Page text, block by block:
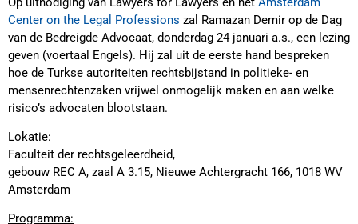
Center on the Legal Professions zal Ramazan Demir op de Dag
van de Bedreigde Advocaat, donderdag 24 januari a.s., een lezing
geven (voertaal Engels). Hij zal uit de eerste hand bespreken
hoe de Turkse autoriteiten rechtsbijstand in politieke- en
mensenrechtenzaken vrijwel onmogelijk maken en aan welke
risico’s advocaten blootstaan.
Lokatie:
Faculteit der rechtsgeleerdheid,
gebouw REC A, zaal A 3.15, Nieuwe Achtergracht 166, 1018 WV
Amsterdam
Programma: